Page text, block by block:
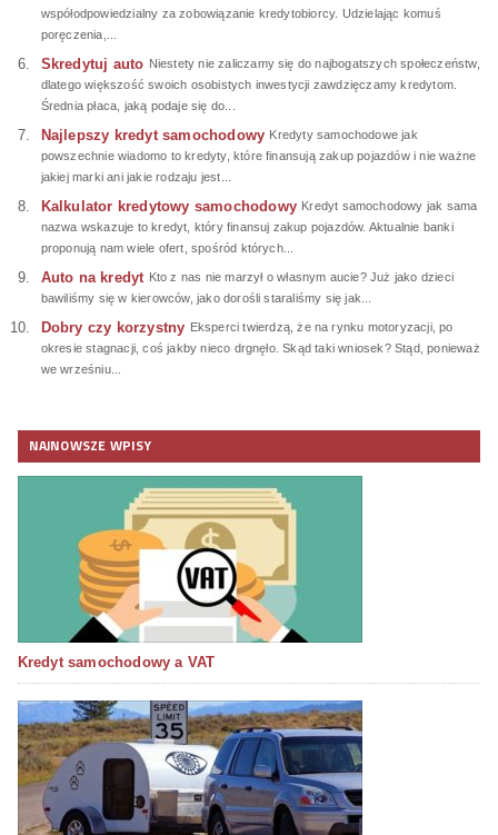
współodpowiedzialny za zobowiązanie kredytobiorcy. Udzielając komuś
poręczenia,...
Skredytuj auto Niestety nie zaliczamy się do najbogatszych społeczeństw,
dlatego większość swoich osobistych inwestycji zawdzięczamy kredytom.
Średnia płaca, jaką podaje się do...
Najlepszy kredyt samochodowy Kredyty samochodowe jak
powszechnie wiadomo to kredyty, które finansują zakup pojazdów i nie ważne
jakiej marki ani jakie rodzaju jest...
Kalkulator kredytowy samochodowy Kredyt samochodowy jak sama
nazwa wskazuje to kredyt, który finansuj zakup pojazdów. Aktualnie banki
proponują nam wiele ofert, spośród których...
Auto na kredyt Kto z nas nie marzył o własnym aucie? Już jako dzieci
bawiliśmy się w kierowców, jako dorośli staraliśmy się jak...
Dobry czy korzystny Eksperci twierdzą, że na rynku motoryzacji, po
okresie stagnacji, coś jakby nieco drgnęło. Skąd taki wniosek? Stąd, ponieważ
we wrześniu...
NAJNOWSZE WPISY
Kredyt samochodowy a VAT